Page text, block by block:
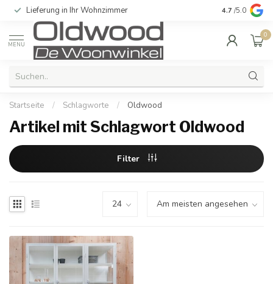
Lieferung in Ihr Wohnzimmer Qualität und
4.7 /5.0
MENU
0
Startseite / Schlagworte / Oldwood
Artikel mit Schlagwort Oldwood
Filter